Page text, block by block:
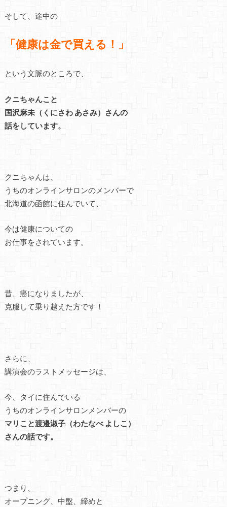
そして、途中の
「健康は金で買える！」
という文脈のところで、
クニちゃんこと
国沢麻未（くにさわ あさみ）さんの
話をしています。
クニちゃんは、
うちのオンラインサロンのメンバーで
北海道の函館に住んでいて、
今は健康についての
お仕事をされています。
昔、癌になりましたが、
克服して乗り越えた方です！
さらに、
講演会のラストメッセージは、
今、タイに住んでいる
うちのオンラインサロンメンバーの
マリこと渡邉淑子（わたなべ よしこ）
さんの話です。
つまり、
オープニング、中盤、締めと